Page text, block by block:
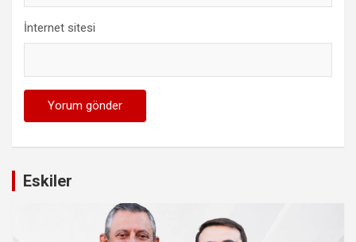
İnternet sitesi
Eskiler